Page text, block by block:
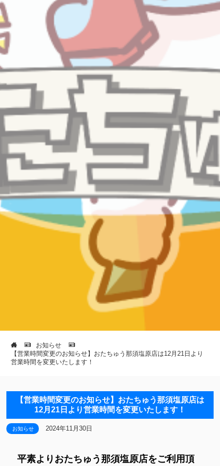
お知らせ
【営業時間変更のお知らせ】おたちゅう那須塩原店は12月21日より
営業時間を変更いたします！
【営業時間変更のお知らせ】おたちゅう那須塩原店は
12月21日より営業時間を変更いたします！
お知らせ 2024年11月30日
平素よりおたちゅう那須塩原店をご利用頂